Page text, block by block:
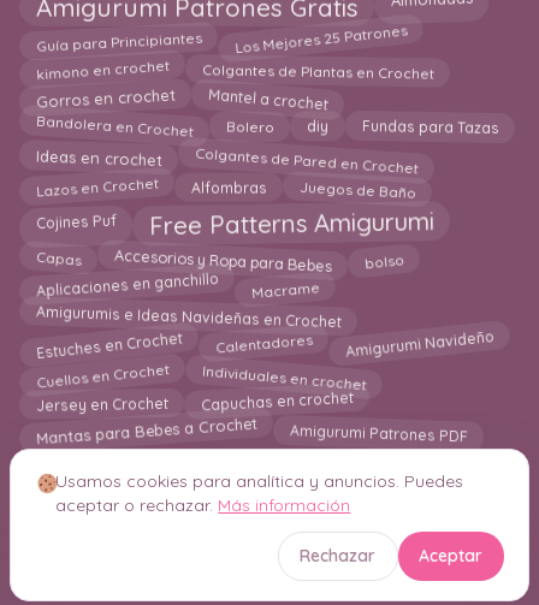
Guía para Principiantes Los Mejores 25 Patrones
kimono en crochet Colgantes de Plantas en Crochet
Gorros en crochet Mantel a crochet
Bandolera en Crochet Bolero diy Fundas para Tazas
Ideas en crochet Colgantes de Pared en Crochet
Lazos en Crochet Alfombras Juegos de Baño
Cojines Puf Free Patterns Amigurumi
Capas Accesorios y Ropa para Bebes bolso
Aplicaciones en ganchillo Macrame
Amigurumis e Ideas Navideñas en Crochet
Estuches en Crochet Calentadores Amigurumi Navideño
Cuellos en Crochet Individuales en crochet
Jersey en Crochet Capuchas en crochet
Mantas para Bebes a Crochet Amigurumi Patrones PDF
© 2026 Crochetisimo. Todos los derechos reservados.
Usamos cookies para analítica y anuncios. Puedes
aceptar o rechazar. Más información
Rechazar Aceptar